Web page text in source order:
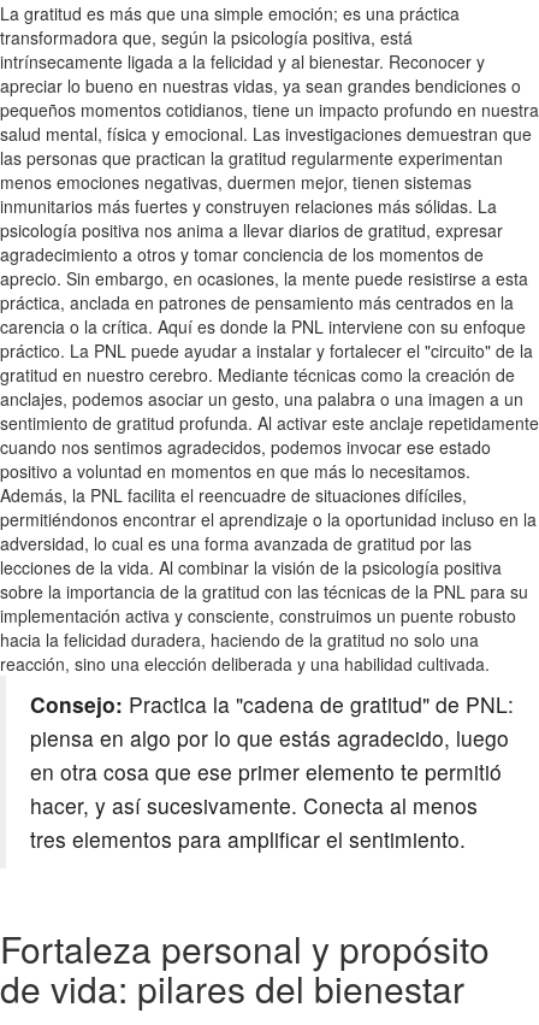
La gratitud es más que una simple emoción; es una práctica
transformadora que, según la psicología positiva, está
intrínsecamente ligada a la felicidad y al bienestar. Reconocer y
apreciar lo bueno en nuestras vidas, ya sean grandes bendiciones o
pequeños momentos cotidianos, tiene un impacto profundo en nuestra
salud mental, física y emocional. Las investigaciones demuestran que
las personas que practican la gratitud regularmente experimentan
menos emociones negativas, duermen mejor, tienen sistemas
inmunitarios más fuertes y construyen relaciones más sólidas. La
psicología positiva nos anima a llevar diarios de gratitud, expresar
agradecimiento a otros y tomar conciencia de los momentos de
aprecio. Sin embargo, en ocasiones, la mente puede resistirse a esta
práctica, anclada en patrones de pensamiento más centrados en la
carencia o la crítica. Aquí es donde la PNL interviene con su enfoque
práctico. La PNL puede ayudar a instalar y fortalecer el "circuito" de la
gratitud en nuestro cerebro. Mediante técnicas como la creación de
anclajes, podemos asociar un gesto, una palabra o una imagen a un
sentimiento de gratitud profunda. Al activar este anclaje repetidamente
cuando nos sentimos agradecidos, podemos invocar ese estado
positivo a voluntad en momentos en que más lo necesitamos.
Además, la PNL facilita el reencuadre de situaciones difíciles,
permitiéndonos encontrar el aprendizaje o la oportunidad incluso en la
adversidad, lo cual es una forma avanzada de gratitud por las
lecciones de la vida. Al combinar la visión de la psicología positiva
sobre la importancia de la gratitud con las técnicas de la PNL para su
implementación activa y consciente, construimos un puente robusto
hacia la felicidad duradera, haciendo de la gratitud no solo una
reacción, sino una elección deliberada y una habilidad cultivada.
Consejo: Practica la "cadena de gratitud" de PNL:
piensa en algo por lo que estás agradecido, luego
en otra cosa que ese primer elemento te permitió
hacer, y así sucesivamente. Conecta al menos
tres elementos para amplificar el sentimiento.
Fortaleza personal y propósito
de vida: pilares del bienestar